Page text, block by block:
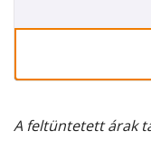
A feltüntetett árak